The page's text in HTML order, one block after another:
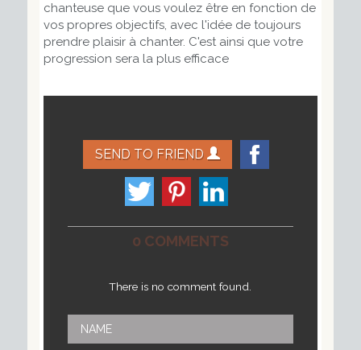
chanteuse que vous voulez être en fonction de
vos propres objectifs, avec l'idée de toujours
prendre plaisir à chanter. C'est ainsi que votre
progression sera la plus efficace
SEND TO FRIEND
0 COMMENTS
There is no comment found.